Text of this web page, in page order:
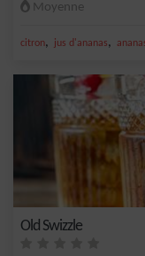
Moyenne
citron, jus d'ananas,
Old Swizzle